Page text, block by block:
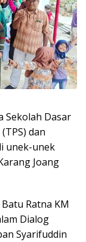
Sekolah Dasar
dan
unek-unek
Joang
Ratna KM
Dialog
Syarifuddin